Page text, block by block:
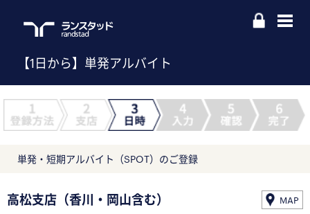
【1日から】単発アルバイト
単発・短期アルバイト（SPOT）のご登録
高松支店（香川・岡山含む） MAP